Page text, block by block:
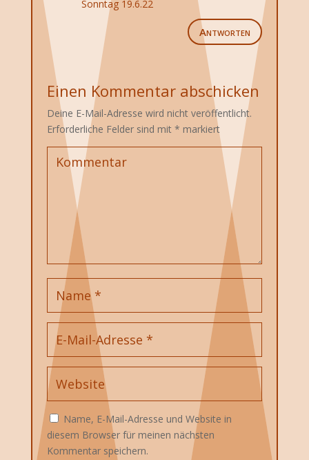
Sonntag 19.6.22
Antworten
Einen Kommentar abschicken
Deine E-Mail-Adresse wird nicht veröffentlicht.
Erforderliche Felder sind mit * markiert
Name, E-Mail-Adresse und Website in
diesem Browser für meinen nächsten
Kommentar speichern.